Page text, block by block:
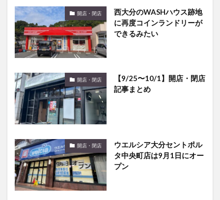
開店・閉店
西大分のWASHハウス跡地
に再度コインランドリーが
できるみたい
開店・閉店
【9/25〜10/1】開店・閉店
記事まとめ
開店・閉店
ウエルシア大分セントポル
タ中央町店は9月1日にオー
プン